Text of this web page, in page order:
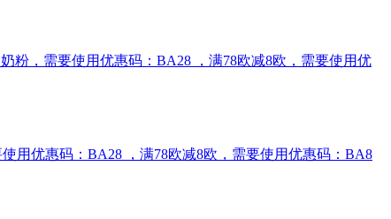
粉，需要使用优惠码：BA28 ，满78欧减8欧，需要使用优
用优惠码：BA28 ，满78欧减8欧，需要使用优惠码：BA8